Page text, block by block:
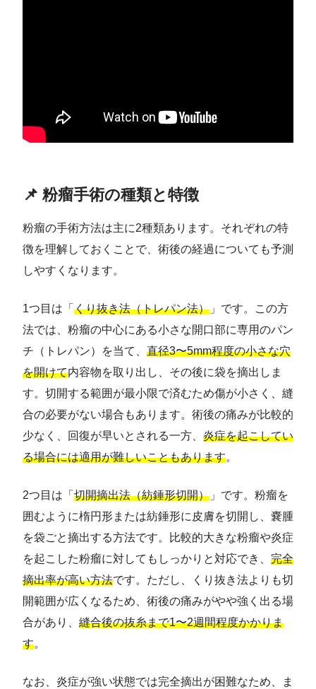
📌 粉瘤手術の種類と特徴
粉瘤の手術方法は主に2種類あります。それぞれの特
徴を理解しておくことで、術後の経過についても予測
しやすくなります。
1つ目は「 くり抜き法（トレパン法） 」です。この方
法では、粉瘤の中心にある小さな開口部に専用のパン
チ（トレパン）を当て、 直径3〜5mm程度の小さな穴
を開けて内容物を取り出し、その後に袋を摘出しま
す。切開する範囲が最小限で済むため傷が小さく、縫
合の必要がない場合もあります。術後の痛みが比較的
少なく、回復が早いとされる一方、 炎症を起こしてい
る場合には適用が難しいこともあります。
2つ目は「 切開摘出法（紡錘形切開） 」です。粉瘤を
囲むように楕円形または紡錘形に皮膚を切開し、嚢腫
を袋ごと摘出する方法です。比較的大きな粉瘤や炎症
を起こした粉瘤に対してもしっかりと対応でき、 完全
摘出率が高い方法です。ただし、くり抜き法よりも切
開範囲が広くなるため、術後の痛みがやや強く出る場
合があり、 縫合後の抜糸まで1〜2週間程度かかりま
す。
なお、炎症が強い状態では完全摘出が困難なため、ま